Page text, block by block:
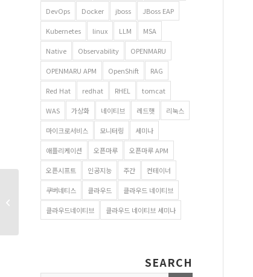
DevOps Docker jboss JBoss EAP
Kubernetes linux LLM MSA
Native Observability OPENMARU
OPENMARU APM OpenShift RAG
Red Hat redhat RHEL tomcat
WAS 가상화 네이티브 레드햇 리눅스
마이크로서비스 모니터링 세미나
애플리케이션 오픈마루 오픈마루 APM
오픈시프트 인공지능 주간 컨테이너
쿠버네티스 클라우드 클라우드 네이티브
클라우드네이티브 클라우드 네이티브 세미나
SEARCH
안전한 서비스 통신을
위한 필수 요소, mTLS의
이해와 필�...